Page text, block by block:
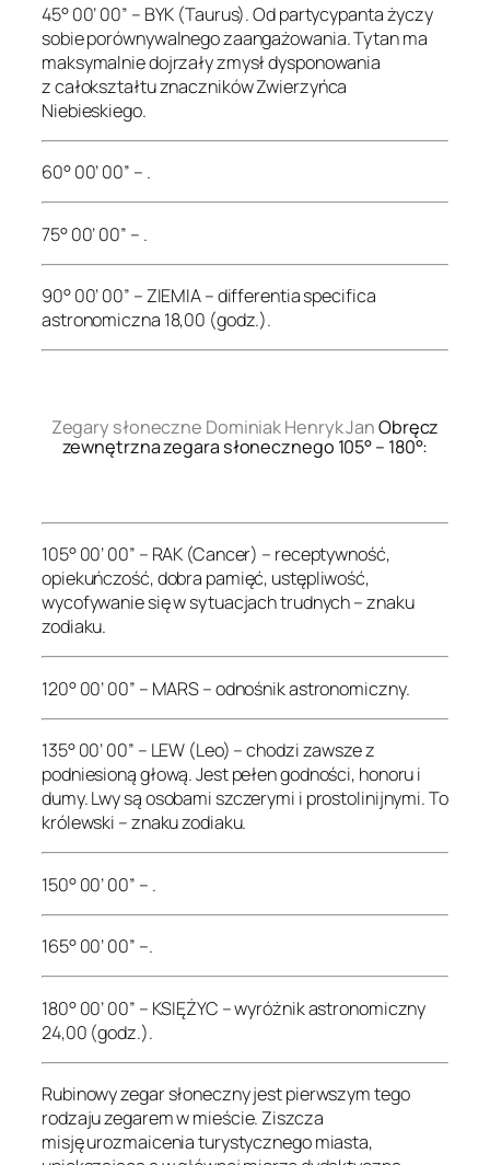
45° 00’ 00” – BYK (Taurus). Od partycypanta życzy
sobie porównywalnego zaangażowania. Tytan ma
maksymalnie dojrzały zmysł dysponowania
z całokształtu znaczników Zwierzyńca
Niebieskiego.
60° 00’ 00” – .
75° 00’ 00” – .
90° 00’ 00” – ZIEMIA – differentia specifica
astronomiczna 18,00 (godz.).
Zegary słoneczne Dominiak Henryk JanObręcz
zewnętrzna zegara słonecznego 105° – 180°:
105° 00’ 00” – RAK (Cancer) – receptywność,
opiekuńczość, dobra pamięć, ustępliwość,
wycofywanie się w sytuacjach trudnych – znaku
zodiaku.
120° 00’ 00” – MARS – odnośnik astronomiczny.
135° 00’ 00” – LEW (Leo) – chodzi zawsze z
podniesioną głową. Jest pełen godności, honoru i
dumy. Lwy są osobami szczerymi i prostolinijnymi. To
królewski – znaku zodiaku.
150° 00’ 00” – .
165° 00’ 00” –.
180° 00’ 00” – KSIĘŻYC – wyróżnik astronomiczny
24,00 (godz.).
Rubinowy zegar słoneczny jest pierwszym tego
rodzaju zegarem w mieście. Ziszcza
misję urozmaicenia turystycznego miasta,